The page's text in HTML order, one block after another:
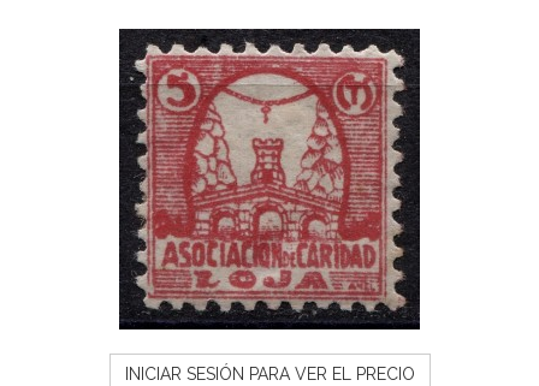
INICIAR SESIÓN PARA VER EL PRECIO